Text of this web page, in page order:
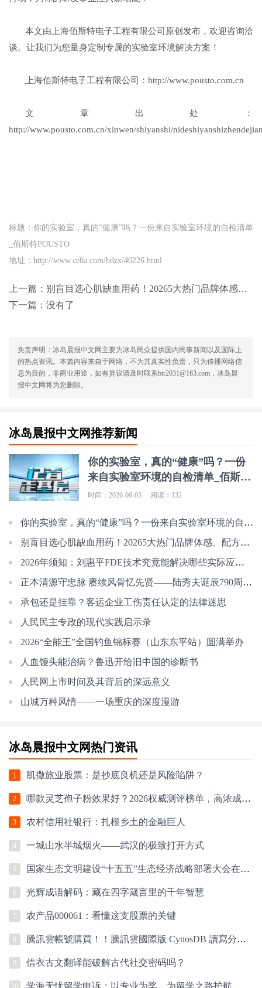
本文由上海佰斯特电子工程有限公司原创发布，欢迎咨询洽
谈。让我们为您量身定制专属的实验室环境解决方案！
上海佰斯特电子工程有限公司：http://www.pousto.com.cn
文章出处：
http://www.pousto.com.cn/xinwen/shiyanshi/
标题：你的实验室，真的“健康”吗？一份来自实验室环境的自检清单
_佰斯特POUSTO
地址：http://www.ce8a.com/bdzx/46226.html
上一篇： 别盲目选心肌缺血用药！20265大热门品牌体感、配方、性价比全拆解
下一篇：没有了
免责声明：冰岛晨报中文网主要为冰岛民众提供国内民事新闻以及国际上
的热点资讯。本篇内容来自于网络，不为其真实性负责，只为传播网络信
息为目的，非商业用途，如有异议请及时联系btr2031@163.com，冰岛晨
报中文网将为您删除。
冰岛晨报中文网推荐新闻
你的实验室，真的“健康”吗？一份
来自实验室环境的自检清单_佰斯特
POUSTO
时间：2026-06-03 阅读：132
你的实验室，真的“健康”吗？一份来自实验室环境的自检清单_佰斯特POUSTO
别盲目选心肌缺血用药！20265大热门品牌体感、配方、性价比全拆解
2026年须知：刘惠平FDE技术究竟能解决哪些实际应用问题？
正本清源守忠脉 赓续风骨忆先贤——陆秀夫诞辰790周年研讨会坚决捍卫正统世
承包还是挂靠？客运企业工伤责任认定的法律迷思
人民民主专政的现代实践启示录
2026“全能王”全国钓鱼锦标赛（山东东平站）圆满举办
人血馒头能治病？鲁迅开给旧中国的诊断书
人民网上市时间及其背后的深远意义
山城万种风情——一场重庆的深度漫游
冰岛晨报中文网热门资讯
1 凯撒旅业股票：是抄底良机还是风险陷阱？
2 哪款灵芝孢子粉效果好？2026权威测评榜单，高浓成分+硬核工艺，科学选购指南
3 农村信用社银行：扎根乡土的金融巨人
4 一城山水半城烟火——武汉的极致打开方式
5 国家生态文明建设“十五五”生态经济战略部署大会在京召开
6 光辉成语解码：藏在四字箴言里的千年智慧
7 农产品000061：看懂这支股票的关键
騰訊雲帳號購買！！騰訊雲國際版 CynosDB 讀寫分離架構加速指南
9 借衣古文翻译能破解古代社交密码吗？
学海无忧留学申诉：以专业为桨，为留学之路护航。留学生首选！